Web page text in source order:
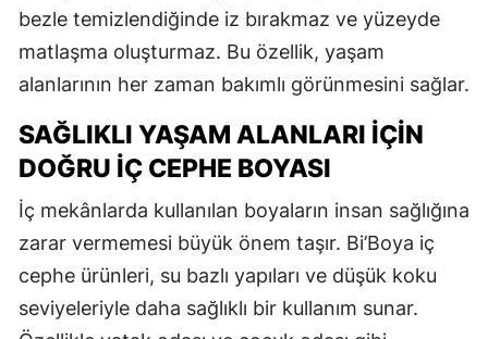
bezle temizlendiğinde iz bırakmaz ve yüzeyde
matlaşma oluşturmaz. Bu özellik, yaşam
alanlarının her zaman bakımlı görünmesini sağlar.
SAĞLIKLI YAŞAM ALANLARI İÇIN
DOĞRU İÇ CEPHE BOYASI
İç mekânlarda kullanılan boyaların insan sağlığına
zarar vermemesi büyük önem taşır. Bi’Boya iç
cephe ürünleri, su bazlı yapıları ve düşük koku
seviyeleriyle daha sağlıklı bir kullanım sunar.